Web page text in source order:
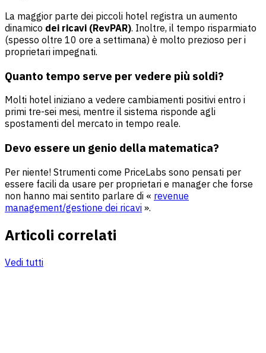
La maggior parte dei piccoli hotel registra un aumento
dinamico dei ricavi (RevPAR). Inoltre, il tempo risparmiato
(spesso oltre 10 ore a settimana) è molto prezioso per i
proprietari impegnati.
Quanto tempo serve per vedere più soldi?
Molti hotel iniziano a vedere cambiamenti positivi entro i
primi tre-sei mesi, mentre il sistema risponde agli
spostamenti del mercato in tempo reale.
Devo essere un genio della matematica?
Per niente! Strumenti come PriceLabs sono pensati per
essere facili da usare per proprietari e manager che forse
non hanno mai sentito parlare di « revenue
management/gestione dei ricavi ».
Articoli correlati
Vedi tutti